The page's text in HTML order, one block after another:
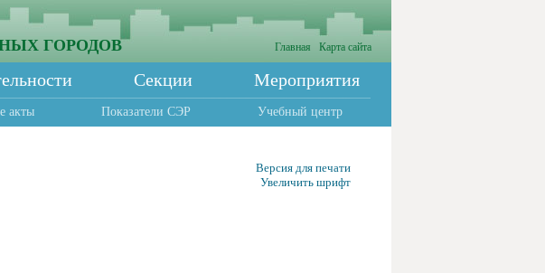
ГОРОДОВ Главная Карта сайта
Секции Мероприятия
акты Показатели СЭР Учебный центр
Версия для печати
Увеличить шрифт